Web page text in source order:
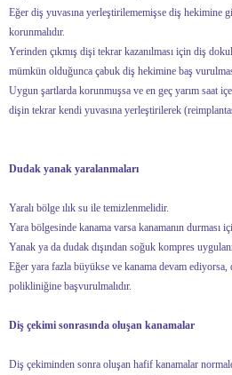
Eğer diş yuvasına yerleştirilememişse diş hekimine
korunmalıdır.
Yerinden çıkmış dişi tekrar kazanılması için diş
mümkün olduğunca çabuk diş hekimine baş
Uygun şartlarda korunmuşsa ve en geç yarım saat
dişin tekrar kendi yuvasına yerleştirilerek
Dudak yanak yaralanmaları
Yaralı bölge ılık su ile temizlenmelidir.
Yara bölgesinde kanama varsa kanamanın durması
Yanak ya da dudak dışından soğuk kompres
Eğer yara fazla büyükse ve kanama devam
polikliniğine başvurulmalıdır.
Diş çekimi sonrasında oluşan kanamalar
Diş çekiminden sonra oluşan hafif kanamalar